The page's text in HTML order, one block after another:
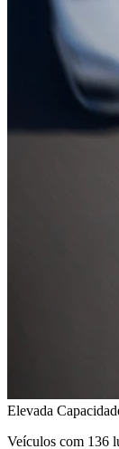
Elevada
Veículos com 136